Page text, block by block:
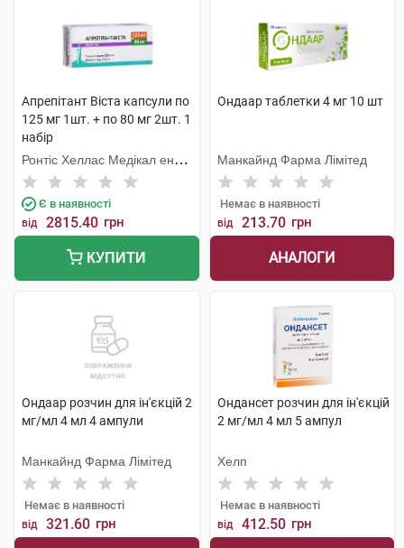
Апрепітант Віста капсули по
125 мг 1шт. + по 80 мг 2шт. 1
набір
Ронтіс Хеллас Медікал енд
Фармасьютікал Продактс
С.А.
Є в наявності
від 2815.40 грн
КУПИТИ
Ондаар таблетки 4 мг 10 шт
Манкайнд Фарма Лімітед
Немає в наявності
від 213.70 грн
АНАЛОГИ
Ондаар розчин для ін'єкцій 2
мг/мл 4 мл 4 ампули
Манкайнд Фарма Лімітед
Немає в наявності
від 321.60 грн
Ондансет розчин для ін'єкцій
2 мг/мл 4 мл 5 ампул
Хелп
Немає в наявності
від 412.50 грн